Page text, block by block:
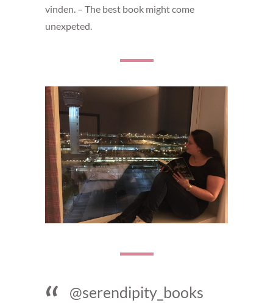
vinden. – The best book might come
unexpeted.
@serendipity_books